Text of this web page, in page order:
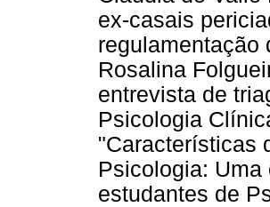
ex-casais
regulamentação
Rosalina
entrevista de
Psicologia
"Características
Psicologia:
estudantes de